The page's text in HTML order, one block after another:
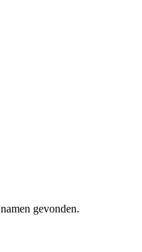
namen gevonden.